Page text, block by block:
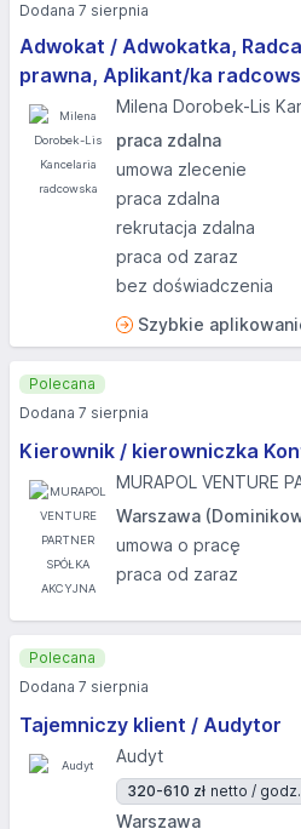
Adwokat / Adwokatka,
prawna, Aplikant/ka
Milena Dorobek-Lis
praca zdalna
umowa zlecenie
praca zdalna
rekrutacja zdalna
praca od zaraz
bez doświadczenia
Szybkie
Dodana 7 sierpnia
Kierownik / kierowniczka
MURAPOL VENTURE
Warszawa
umowa o pracę
praca od zaraz
Polecana
Dodana 7 sierpnia
Tajemniczy klient / Audytor
Audyt
320-610 zł netto / godz.
Warszawa
Polecana
Dodana 7 sierpnia